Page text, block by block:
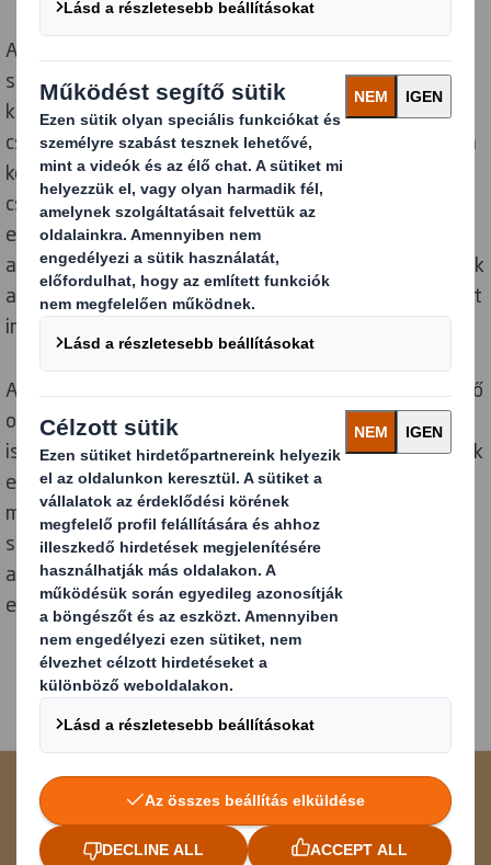
A csomagolási jelzések a vásárlók mellett a logisztika
számára is sok-sok információt hordoznak. Sőt
különbséget is kell tennünk a gyűjtő-, szállítási
csomagláson - azaz a másodlagos csomagoláson - és a
közvetlen termékcsomagoláson - az elsődleges
csomagoláson - feltüntetett jelzések között. Míg az
előbbi a szállítási, logisztikai szakemberek számára
adnak kulcsfontosságú információkat, hogyan kezeljék
a dobozokat, addig az utóbbi esetében a fogyasztókat
informálják például alapanyagról, hulladékkezelésről.
Akár tengeren túlra küld szállítmányt, akár a következő
online rendelt csomagolását veszi kézbe hasznos
ismerni a főbb szimbólumokat. Ezért összegyűjtöttünk
egy tucat nemzetközileg elismert jelzést, melyeket
magyarázatukkal együtt mutatunk be. Bár egyes
szimbólumok magától értetődőek, az alábbi lista segít
a trükkösebbeket is felismerni, értelmezni és szükség
esetén használni is. Nézzük őket sorban!